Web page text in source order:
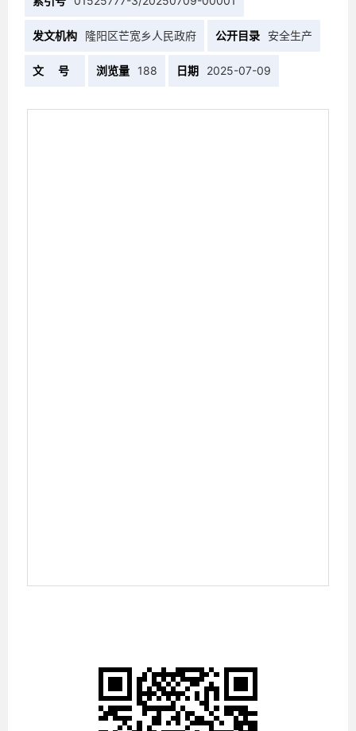
发文机构 隆阳区芒宽乡人民政府 公开目录 安全生产
文 号 浏览量 188 日期 2025-07-09